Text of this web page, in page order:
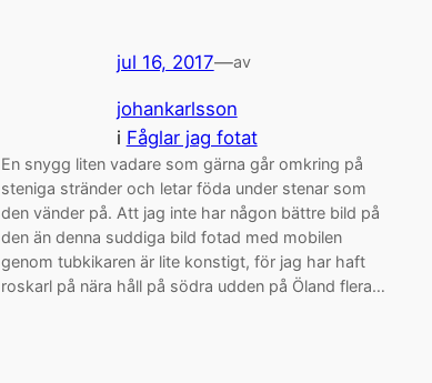
jul 16, 2017—av
johankarlsson
i Fåglar jag fotat
En snygg liten vadare som gärna går omkring på
steniga stränder och letar föda under stenar som
den vänder på. Att jag inte har någon bättre bild på
den än denna suddiga bild fotad med mobilen
genom tubkikaren är lite konstigt, för jag har haft
roskarl på nära håll på södra udden på Öland flera…